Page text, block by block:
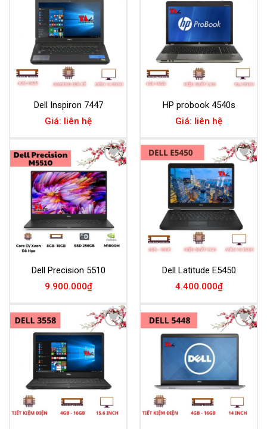
Add to
Wishlist
Dell Inspiron 7447
Giá: liên hệ
Add to
HP probook 4540s
Giá: liên hệ
Add to
Wishlist
Dell Precision 5510
9.900.000₫
Add to
Wishlist
Dell Latitude E5450
4.400.000₫
Add to
Wishlist
Add to